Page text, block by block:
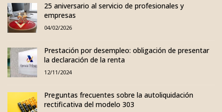
25 aniversario al servicio de profesionales y
empresas
04/02/2026
Prestación por desempleo: obligación de presentar
la declaración de la renta
12/11/2024
Preguntas frecuentes sobre la autoliquidación
rectificativa del modelo 303